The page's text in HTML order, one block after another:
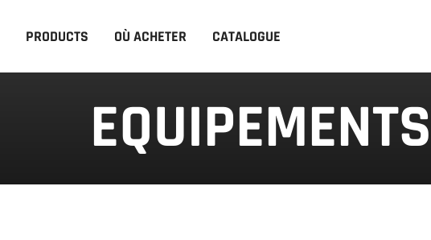
PRODUCTS OÙ ACHETER CATALOGUE